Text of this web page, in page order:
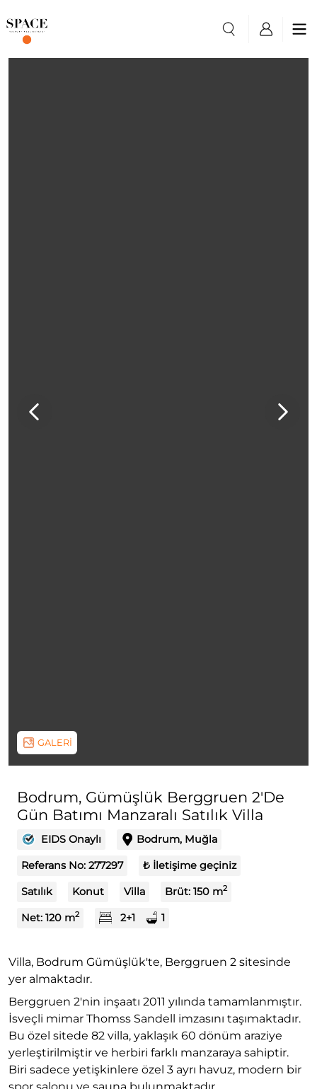
GALERİ
Bodrum, Gümüşlük Berggruen 2'De
Gün Batımı Manzaralı Satılık Villa
EIDS Onaylı Bodrum, Muğla
Referans No: 277297 ₺ İletişime geçiniz
Satılık Konut Villa Brüt: 150 m2
Net: 120 m2 2+1 1
Villa, Bodrum Gümüşlük'te, Berggruen 2 sitesinde
yer almaktadır.
Berggruen 2'nin inşaatı 2011 yılında tamamlanmıştır.
İsveçli mimar Thomss Sandell imzasını taşımaktadır.
Bu özel sitede 82 villa, yaklaşık 60 dönüm araziye
yerleştirilmiştir ve herbiri farklı manzaraya sahiptir.
Biri sadece yetişkinlere özel 3 ayrı havuz, modern bir
spor salonu ve sauna bulunmaktadır.